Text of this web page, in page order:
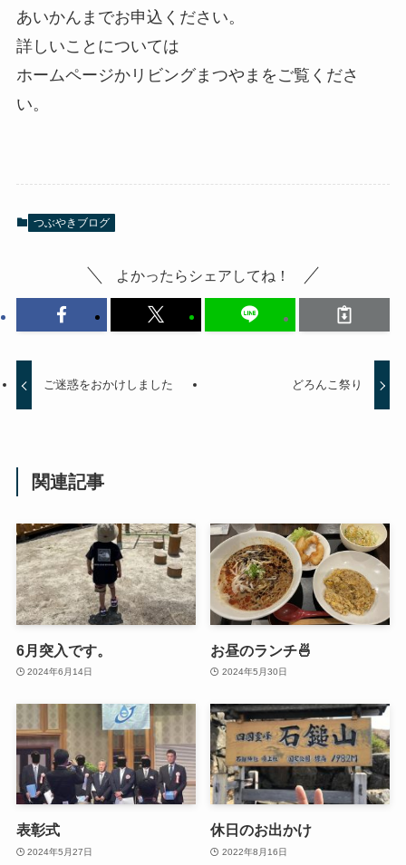
あいかんまでお申込ください。
詳しいことについては
ホームページかリビングまつやまをご覧くださ
い。
つぶやきブログ
よかったらシェアしてね！
ご迷惑をおかけしました どろんこ祭り
関連記事
6月突入です。
2024年6月14日
お昼のランチ🍜
2024年5月30日
表彰式
2024年5月27日
休日のお出かけ
2022年8月16日